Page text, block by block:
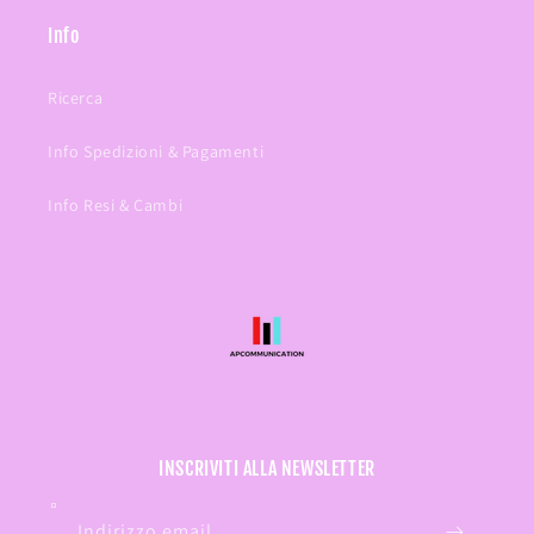
Info
Ricerca
Info Spedizioni & Pagamenti
Info Resi & Cambi
INSCRIVITI ALLA NEWSLETTER